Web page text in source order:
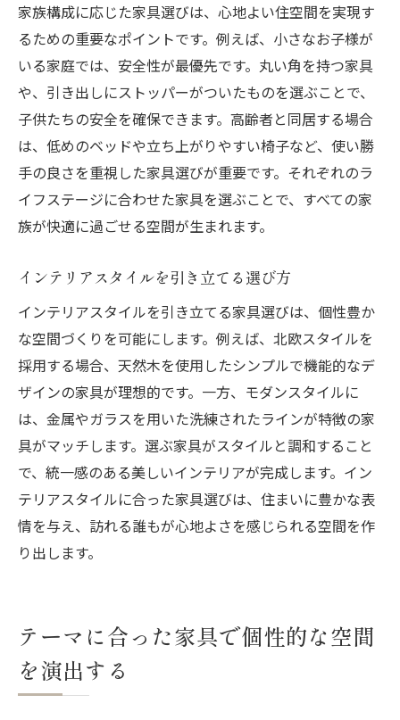
家族構成に応じた家具選びは、心地よい住空間を実現す
るための重要なポイントです。例えば、小さなお子様が
いる家庭では、安全性が最優先です。丸い角を持つ家具
や、引き出しにストッパーがついたものを選ぶことで、
子供たちの安全を確保できます。高齢者と同居する場合
は、低めのベッドや立ち上がりやすい椅子など、使い勝
手の良さを重視した家具選びが重要です。それぞれのラ
イフステージに合わせた家具を選ぶことで、すべての家
族が快適に過ごせる空間が生まれます。
インテリアスタイルを引き立てる選び方
インテリアスタイルを引き立てる家具選びは、個性豊か
な空間づくりを可能にします。例えば、北欧スタイルを
採用する場合、天然木を使用したシンプルで機能的なデ
ザインの家具が理想的です。一方、モダンスタイルに
は、金属やガラスを用いた洗練されたラインが特徴の家
具がマッチします。選ぶ家具がスタイルと調和すること
で、統一感のある美しいインテリアが完成します。イン
テリアスタイルに合った家具選びは、住まいに豊かな表
情を与え、訪れる誰もが心地よさを感じられる空間を作
り出します。
テーマに合った家具で個性的な空間
を演出する